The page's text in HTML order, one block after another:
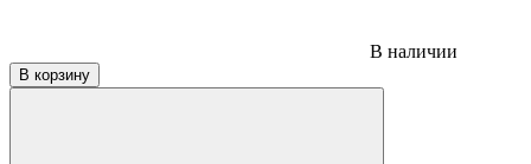
В наличии
В корзину